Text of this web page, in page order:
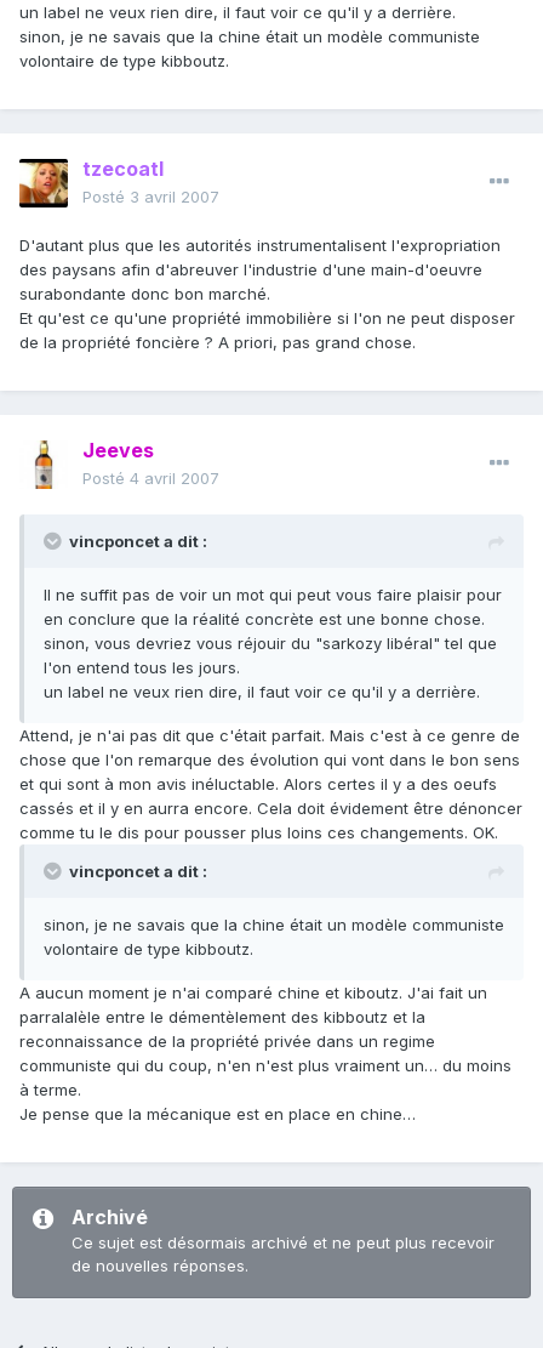
un label ne veux rien dire, il faut voir ce qu'il y a derrière.
sinon, je ne savais que la chine était un modèle communiste
volontaire de type kibboutz.
tzecoatl
Posté 3 avril 2007
D'autant plus que les autorités instrumentalisent l'expropriation
des paysans afin d'abreuver l'industrie d'une main-d'oeuvre
surabondante donc bon marché.
Et qu'est ce qu'une propriété immobilière si l'on ne peut disposer
de la propriété foncière ? A priori, pas grand chose.
Jeeves
Posté 4 avril 2007
vincponcet a dit :
Il ne suffit pas de voir un mot qui peut vous faire plaisir pour
en conclure que la réalité concrète est une bonne chose.
sinon, vous devriez vous réjouir du "sarkozy libéral" tel que
l'on entend tous les jours.
un label ne veux rien dire, il faut voir ce qu'il y a derrière.
Attend, je n'ai pas dit que c'était parfait. Mais c'est à ce genre de
chose que l'on remarque des évolution qui vont dans le bon sens
et qui sont à mon avis inéluctable. Alors certes il y a des oeufs
cassés et il y en aurra encore. Cela doit évidement être dénoncer
comme tu le dis pour pousser plus loins ces changements. OK.
vincponcet a dit :
sinon, je ne savais que la chine était un modèle communiste
volontaire de type kibboutz.
A aucun moment je n'ai comparé chine et kiboutz. J'ai fait un
parralalèle entre le démentèlement des kibboutz et la
reconnaissance de la propriété privée dans un regime
communiste qui du coup, n'en n'est plus vraiment un… du moins
à terme.
Je pense que la mécanique est en place en chine…
Archivé
Ce sujet est désormais archivé et ne peut plus recevoir
de nouvelles réponses.